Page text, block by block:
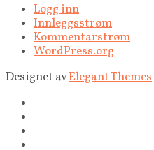
Logg inn
Innleggsstrøm
Kommentarstrøm
WordPress.org
Designet avElegant Themes